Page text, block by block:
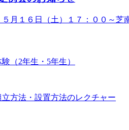
月１６日（土）１７：００～芝
（2年生・5年生）
方法・設置方法のレクチャー